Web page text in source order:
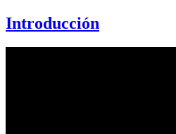
Introducción